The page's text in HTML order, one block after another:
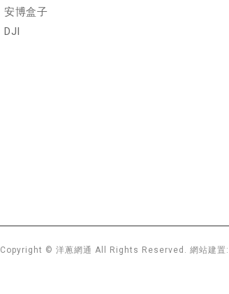
安博盒子
DJI
Copyright © 洋蔥網通 All Rights Reserved. 網站建置: